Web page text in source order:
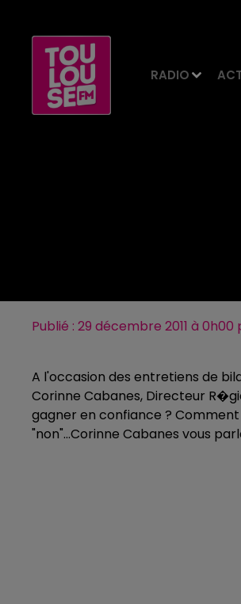
RADIO
Publié : 29 décembre 2011 à
A l'occasion des entretiens de
Corinne Cabanes, Directeur
gagner en confiance ?
"non"...Corinne Cabanes vous